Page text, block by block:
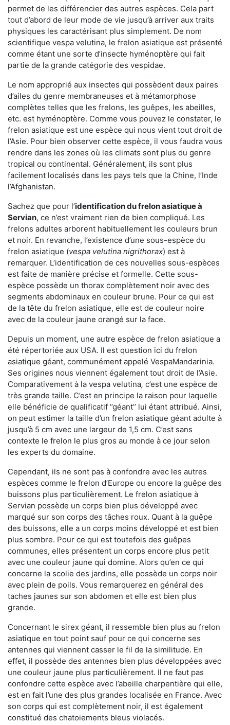
permet de les différencier des autres espèces. Cela part
tout d’abord de leur mode de vie jusqu’à arriver aux traits
physiques les caractérisant plus simplement. De nom
scientifique vespa velutina, le frelon asiatique est présenté
comme étant une sorte d’insecte hyménoptère qui fait
partie de la grande catégorie des vespidae.
Le nom approprié aux insectes qui possèdent deux paires
d’ailes du genre membraneuses et à métamorphose
complètes telles que les frelons, les guêpes, les abeilles,
etc. est hyménoptère. Comme vous pouvez le constater, le
frelon asiatique est une espèce qui nous vient tout droit de
l’Asie. Pour bien observer cette espèce, il vous faudra vous
rendre dans les zones où les climats sont plus du genre
tropical ou continental. Généralement, ils sont plus
facilement localisés dans les pays tels que la Chine, l’Inde
l’Afghanistan.
Sachez que pour l’identification du frelon asiatiqueà
Servian, ce n’est vraiment rien de bien compliqué. Les
frelons adultes arborent habituellement les couleurs brun
et noir. En revanche, l’existence d’une sous-espèce du
frelon asiatique (vespa velutina nigrithorax) est à
remarquer. L’identification de ces nouvelles sous-espèces
est faite de manière précise et formelle. Cette sous-
espèce possède un thorax complètement noir avec des
segments abdominaux en couleur brune. Pour ce qui est
de la tête du frelon asiatique, elle est de couleur noire
avec de la couleur jaune orangé sur la face.
Depuis un moment, une autre espèce de frelon asiatique a
été répertoriée aux USA. Il est question ici du frelon
asiatique géant, communément appelé VespaMandarinia.
Ses origines nous viennent également tout droit de l’Asie.
Comparativement à la vespa velutina, c’est une espèce de
très grande taille. C’est en principe la raison pour laquelle
elle bénéficie de qualificatif ‘’géant’’ lui étant attribué. Ainsi,
on peut estimer la taille d’un frelon asiatique géant adulte à
jusqu’à 5 cm avec une largeur de 1,5 cm. C’est sans
contexte le frelon le plus gros au monde à ce jour selon
les experts du domaine.
Cependant, ils ne sont pas à confondre avec les autres
espèces comme le frelon d’Europe ou encore la guêpe des
buissons plus particulièrement. Le frelon asiatique à
Servian possède un corps bien plus développé avec
marqué sur son corps des tâches roux. Quant à la guêpe
des buissons, elle a un corps moins développé et est bien
plus sombre. Pour ce qui est toutefois des guêpes
communes, elles présentent un corps encore plus petit
avec une couleur jaune qui domine. Alors qu’en ce qui
concerne la scolie des jardins, elle possède un corps noir
avec plein de poils. Vous remarquerez en général des
taches jaunes sur son abdomen et elle est bien plus
grande.
Concernant le sirex géant, il ressemble bien plus au frelon
asiatique en tout point sauf pour ce qui concerne ses
antennes qui viennent casser le fil de la similitude. En
effet, il possède des antennes bien plus développées avec
une couleur jaune plus particulièrement. Il ne faut pas
confondre cette espèce avec l’abeille charpentière qui elle,
est en fait l’une des plus grandes localisée en France. Avec
son corps qui est complètement noir, il est également
constitué des chatoiements bleus violacés.